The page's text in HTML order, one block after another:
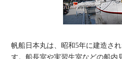
帆船日本丸は、昭和5年に建造さ
す。船長室や実習生室などの船内